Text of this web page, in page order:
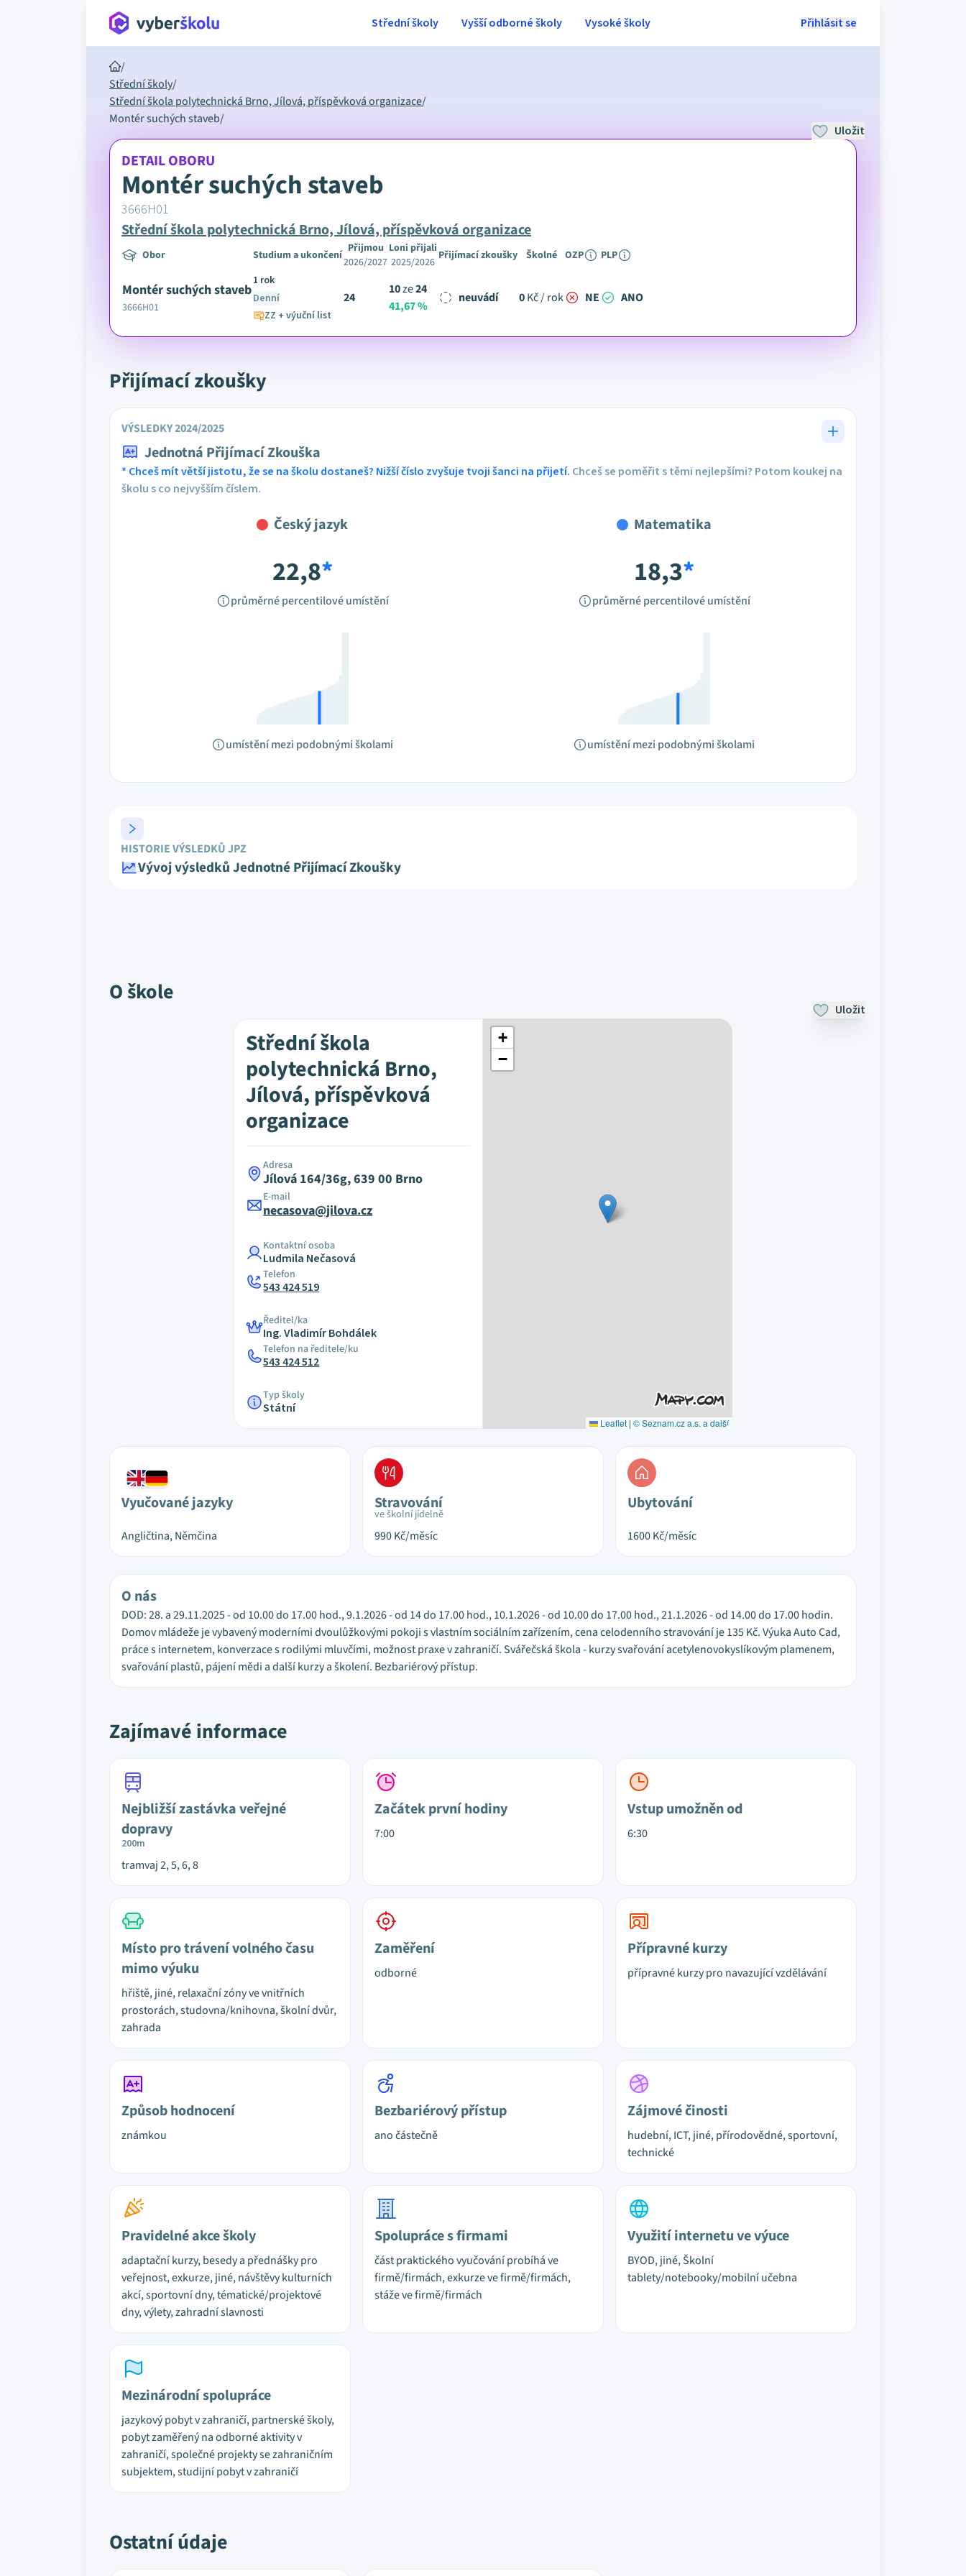
Přihlásit se
Střední školy Vyšší odborné školy Vysoké školy
/
Střední školy/
Střední škola polytechnická Brno, Jílová, příspěvková organizace/
Montér suchých staveb/
DETAIL OBORU
Montér suchých staveb
3666H01
Střední škola polytechnická Brno, Jílová, příspěvková organizace
Obor Studium a ukončení Přijmou
2026/2027
Loni přijali
2025/2026 Přijímací zkoušky Školné OZP PLP
Montér suchých staveb
3666H01
1 rok
Denní
ZZ + výuční list
24
10ze24
41,67 %
neuvádí 0Kč / rok NE ANO
Uložit
Přijímací zkoušky
VÝSLEDKY 2024/2025
Jednotná Přijímací Zkouška
* Chceš mít větší jistotu, že se na školu dostaneš? Nižší číslo zvyšuje tvoji šanci na přijetí. Chceš se poměřit s těmi nejlepšími? Potom koukej na
školu s co nejvyšším číslem.
Český jazyk
22,8*
průměrné percentilové umístění
umístění mezi podobnými školami
Matematika
18,3*
průměrné percentilové umístění
umístění mezi podobnými školami
HISTORIE VÝSLEDKŮ JPZ
Vývoj výsledků Jednotné Přijímací Zkoušky
O škole
Uložit
Střední škola
polytechnická Brno,
Jílová, příspěvková
organizace
Adresa
Jílová 164/36g, 639 00 Brno
E-mail
necasova@jilova.cz
Kontaktní osoba
Ludmila Nečasová
Telefon
543 424 519
Ředitel/ka
Ing. Vladimír Bohdálek
Telefon na ředitele/ku
543 424 512
Typ školy
Státní
+
−
Leaflet | © Seznam.cz a.s. a další
Vyučované jazyky
Angličtina, Němčina
Stravování
ve školní jídelně
990Kč/měsíc
Ubytování
1600Kč/měsíc
O nás
DOD: 28. a 29.11.2025 - od 10.00 do 17.00 hod., 9.1.2026 - od 14 do 17.00 hod., 10.1.2026 - od 10.00 do 17.00 hod., 21.1.2026 - od 14.00 do 17.00 hodin.
Domov mládeže je vybavený moderními dvoulůžkovými pokoji s vlastním sociálním zařízením, cena celodenního stravování je 135 Kč. Výuka Auto Cad,
práce s internetem, konverzace s rodilými mluvčími, možnost praxe v zahraničí. Svářečská škola - kurzy svařování acetylenovokyslíkovým plamenem,
svařování plastů, pájení mědi a další kurzy a školení. Bezbariérový přístup.
Zajímavé informace
Nejbližší zastávka veřejné
dopravy
200m
tramvaj 2, 5, 6, 8
Začátek první hodiny
7:00
Vstup umožněn od
6:30
Místo pro trávení volného času
mimo výuku
hřiště, jiné, relaxační zóny ve vnitřních
prostorách, studovna/knihovna, školní dvůr,
zahrada
Zaměření
odborné
Přípravné kurzy
přípravné kurzy pro navazující vzdělávání
Způsob hodnocení
známkou
Bezbariérový přístup
ano částečně
Zájmové činosti
hudební, ICT, jiné, přírodovědné, sportovní,
technické
Pravidelné akce školy
adaptační kurzy, besedy a přednášky pro
veřejnost, exkurze, jiné, návštěvy kulturních
akcí, sportovní dny, tématické/projektové
dny, výlety, zahradní slavnosti
Spolupráce s firmami
část praktického vyučování probíhá ve
firmě/firmách, exkurze ve firmě/firmách,
stáže ve firmě/firmách
Využití internetu ve výuce
BYOD, jiné, Školní
tablety/notebooky/mobilní učebna
Mezinárodní spolupráce
jazykový pobyt v zahraničí, partnerské školy,
pobyt zaměřený na odborné aktivity v
zahraničí, společné projekty se zahraničním
subjektem, studijní pobyt v zahraničí
Ostatní údaje